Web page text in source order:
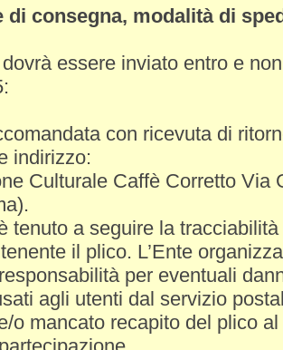
di consegna, modalità di
essere inviato entro e
con ricevuta di
indirizzo:
Culturale Caffè Corretto Via
tenuto a seguire la
il plico. L’Ente
per eventuali
agli utenti dal servizio
o mancato recapito del plico